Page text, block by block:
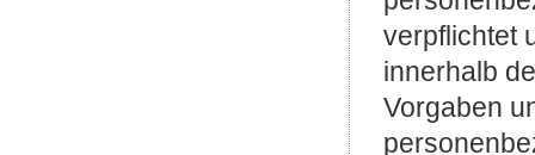
verpflichtet
innerhalb
Vorgaben